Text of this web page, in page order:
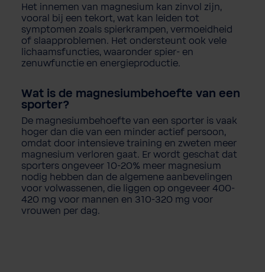
Het innemen van magnesium kan zinvol zijn,
vooral
bij een tekort, wat kan leiden tot
symptomen zoals spierkrampen, vermoeidheid
of slaapproblemen. Het ondersteunt ook vele
lichaamsfuncties, waaronder spier- en
zenuwfunctie en energieproductie.
Wat is de magnesiumbehoefte van een
sporter?
De magnesiumbehoefte van een sporter is vaak
hoger dan die van een minder actief persoon,
omdat door intensieve training en zweten meer
magnesium verloren gaat. Er wordt geschat dat
sporters ongeveer 10-20% meer magnesium
nodig hebben dan de algemene aanbevelingen
voor volwassenen, die liggen op ongeveer 400-
420 mg voor mannen en 310-320 mg voor
vrouwen per dag.